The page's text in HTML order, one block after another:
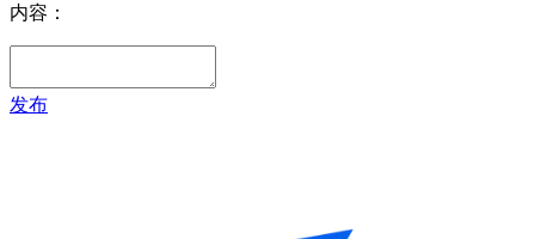
内容：
发布